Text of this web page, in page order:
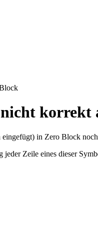
korrekt
in Zero Block
Zeile eines dieser